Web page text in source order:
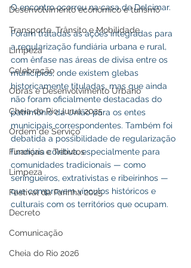
Desenvolvimento econômico e turismo
Transporte, Trânsito e Mobilidade
Limpeza
Celebração
Obras e Desenvolvimento Urbano
Cheia do Rio Juruá 2025
Ordem de Serviço
Finanças e Tributos
Limpeza
Festival da Farinha 2025
Decreto
Comunicação
Cheia do Rio 2026
O encontro ocorreu na casa de Delcimar.
Foram tratadas as ações integradas para
a regularização fundiária urbana e rural,
com ênfase nas áreas de divisa entre os
municípios, onde existem glebas
historicamente tituladas, mas que ainda
não foram oficialmente destacadas do
patrimônio da União para os entes
municipais correspondentes. Também foi
debatida a possibilidade de regularização
fundiária coletiva, especialmente para
comunidades tradicionais — como
seringueiros, extrativistas e ribeirinhos —
que comprovem vínculos históricos e
culturais com os territórios que ocupam.